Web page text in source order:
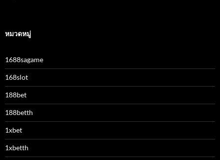
หมวดหมู่
1688sagame
168slot
188bet
188betth
1xbet
1xbetth